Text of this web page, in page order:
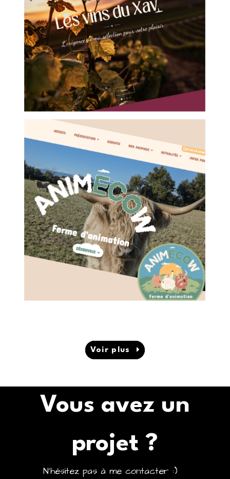
LES VINS DU XAV
Caviste - Sommelier
Chazelles-sur-Lyon (42)
ANIMÉCOW
Ferme Pédagogique
Voir plus
Vous avez un
projet ?
N'hésitez pas à me contacter :)